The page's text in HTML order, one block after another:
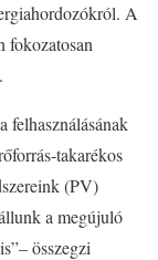
A
fokozatosan
felhasználásának
takarékos
(PV)
a megújuló
összegzi